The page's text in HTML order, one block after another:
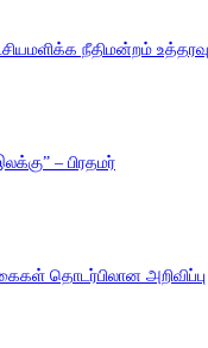
நீதிமன்றம் உத்தரவு
– பிரதமர்
தொடர்பிலான அறிவிப்பு